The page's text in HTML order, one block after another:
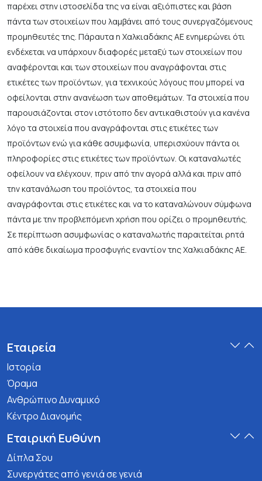
παρέχει στην ιστοσελίδα της να είναι αξιόπιστες και βάση
πάντα των στοιχείων που λαμβάνει από τους συνεργαζόμενους
προμηθευτές της. Πάραυτα η Χαλκιαδάκης ΑΕ ενημερώνει ότι
ενδέχεται να υπάρχουν διαφορές μεταξύ των στοιχείων που
αναφέρονται και των στοιχείων που αναγράφονται στις
ετικέτες των προϊόντων, για τεχνικούς λόγους που μπορεί να
οφείλονται στην ανανέωση των αποθεμάτων. Τα στοιχεία που
παρουσιάζονται στον ιστότοπο δεν αντικαθιστούν για κανένα
λόγο τα στοιχεία που αναγράφονται στις ετικέτες των
προϊόντων ενώ για κάθε ασυμφωνία, υπερισχύουν πάντα οι
πληροφορίες στις ετικέτες των προϊόντων. Οι καταναλωτές
οφείλουν να ελέγχουν, πριν από την αγορά αλλά και πριν από
την κατανάλωση του προϊόντος, τα στοιχεία που
αναγράφονται στις ετικέτες και να το καταναλώνουν σύμφωνα
πάντα με την προβλεπόμενη χρήση που ορίζει ο προμηθευτής.
Σε περίπτωση ασυμφωνίας ο καταναλωτής παραιτείται ρητά
από κάθε δικαίωμα προσφυγής εναντίον της Χαλκιαδάκης ΑΕ.
Εταιρεία
Ιστορία
Όραμα
Ανθρώπινο Δυναμικό
Κέντρο Διανομής
Εταιρική Ευθύνη
Δίπλα Σου
Συνεργάτες από γενιά σε γενιά